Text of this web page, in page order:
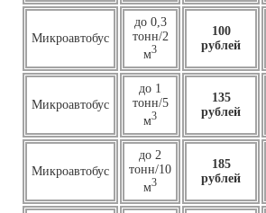
Микроавтобус
до 0,3
тонн/2
м3
100
рублей
Микроавтобус
до 1
тонн/5
м3
135
рублей
Микроавтобус
до 2
тонн/10
м3
185
рублей